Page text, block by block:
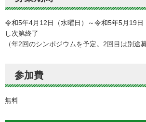
令和5年4月12日（水曜日）～令和5年5月19
し次第終了
（年2回のシンポジウムを予定。2回目は別途
参加費
無料